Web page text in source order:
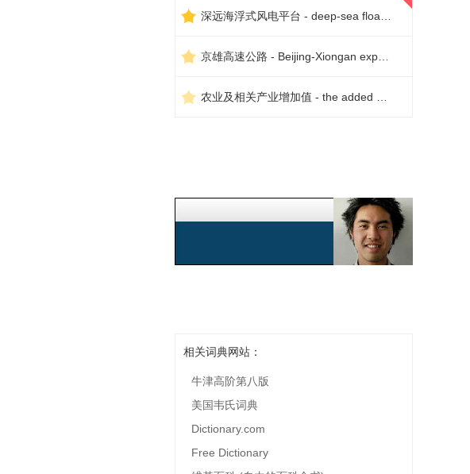
相关词典网站：
牛津高阶第八版
美国韦氏词典
Dictionary.com
Free Dictionary